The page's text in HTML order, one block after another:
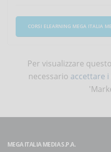
CORSI ELEARNING MEGA ITALIA
Per visualizzare
necessario accettare i
MEGA ITALIA MEDIA S.P.A.